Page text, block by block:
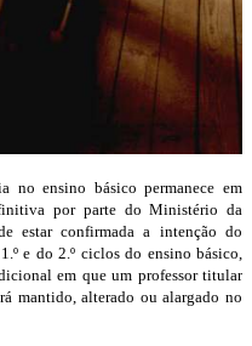
no ensino básico permanece em
por parte do Ministério da
estar confirmada a intenção do
e do 2.º ciclos do ensino básico,
em que um professor titular
mantido, alterado ou alargado no